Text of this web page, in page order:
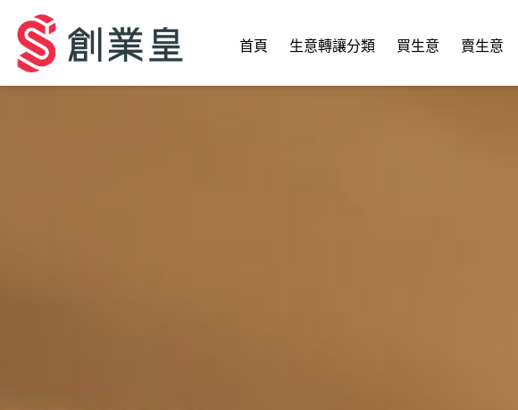
首頁 生意轉讓分類 買生意 賣生意